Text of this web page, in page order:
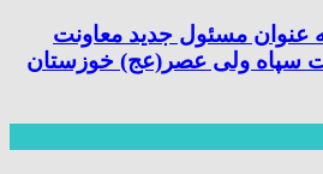
عنوان مسئول جدید معاونت
سپاه ولی عصر(عج) خوزستان